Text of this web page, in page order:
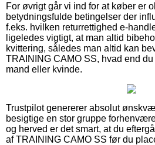
For øvrigt går vi ind for at køber er
betydningsfulde betingelser der
f.eks. hvilken returrettighed e-
ligeledes vigtigt, at man altid
kvittering, således man altid kan
TRAINING CAMO SS, hvad end
mand eller kvinde.
Trustpilot genererer absolut
besigtige en stor gruppe
og herved er det smart, at du
af TRAINING CAMO SS før du